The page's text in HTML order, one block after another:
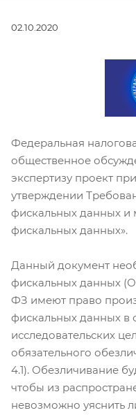
02.10.2020
Федеральная
общественное
экспертизу проект
утверждении
фискальных данных и
фискальных данных».
Данный документ
фискальных данных
ФЗ имеют право
фискальных данных в
исследовательских
обязательного
4.1). Обезличивание
чтобы из
невозможно уяснить